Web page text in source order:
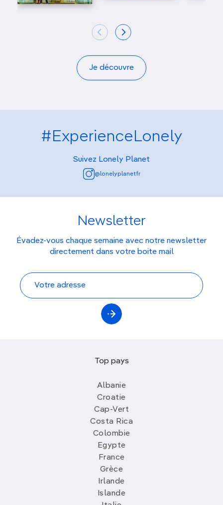
Je découvre
#ExperienceLonely
Suivez Lonely Planet
@lonelyplanetfr
Newsletter
Évadez-vous chaque semaine avec notre newsletter
directement dans votre boite mail
Top pays
Albanie
Croatie
Cap-Vert
Costa Rica
Colombie
Egypte
France
Grèce
Irlande
Islande